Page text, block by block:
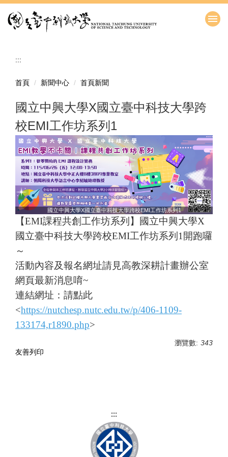
到
:::
首頁 新聞中心 首頁新聞
國立中興大學X國立臺中科技大學跨
校EMI工作坊系列1
國立中興大學X國立臺中科技大學跨校EMI工作坊系列1
【EMI課程共創工作坊系列】國立中興大學X
國立臺中科技大學跨校EMI工作坊系列1開跑囉
～
活動內容及報名網址請見高教深耕計畫辦公室
網頁最新消息唷~
連結網址：請點此
<https://nutchesp.nutc.edu.tw/p/406-1109-
133174,r1890.php>
瀏覽數: 343
友善列印
:::